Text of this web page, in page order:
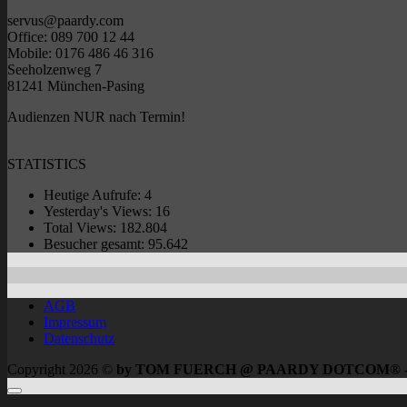
servus@paardy.com
Office: 089 700 12 44
Mobile: 0176 486 46 316
Seeholzenweg 7
81241 München-Pasing
Audienzen NUR nach Termin!
STATISTICS
Heutige Aufrufe: 4
Yesterday's Views: 16
Total Views: 182.804
Besucher gesamt: 95.642
AGB
Impressum
Datenschutz
Copyright 2026 © by TOM FUERCH @ PAARDY